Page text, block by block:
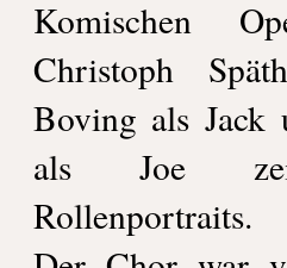
Komischen
Christoph
Boving als Jack
als Joe
Rollenportraits.